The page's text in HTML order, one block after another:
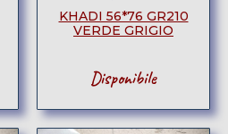
KHADI 56*76 GR210
VERDE GRIGIO
Disponibile